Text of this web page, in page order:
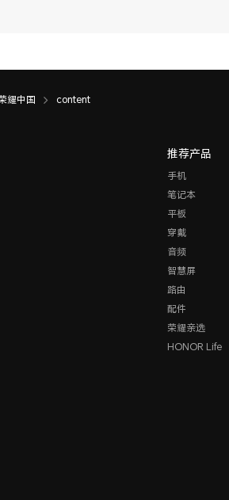
耀中国 content
推荐产品
手机
笔记本
平板
穿戴
音频
智慧屏
路由
配件
荣耀亲选
HONOR Life